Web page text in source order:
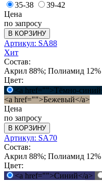
35-38
39-42
Цена
по запросу
В КОРЗИНУ
Артикул: SA88
Хит
Состав:
Акрил 88%; Полиамид 12%
Цвет:
<a href="">Тёмно-
<a href="">Бежевый</a>
Цена
по запросу
В КОРЗИНУ
Артикул: SA70
Состав:
Акрил 88%; Полиамид 12%
Цвет:
<a href="">Синий</a>